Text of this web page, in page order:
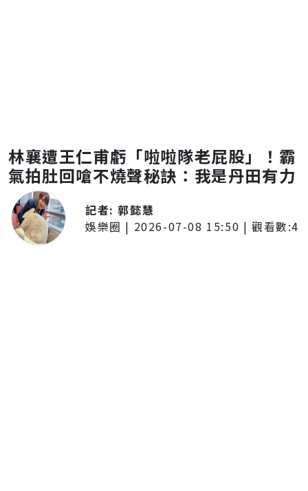
林襄遭王仁甫虧「啦啦隊老屁股」！霸
氣拍肚回嗆不燒聲秘訣：我是丹田有力
記者:郭懿慧
娛樂圈 | 2026-07-08 15:50 | 觀看數:4